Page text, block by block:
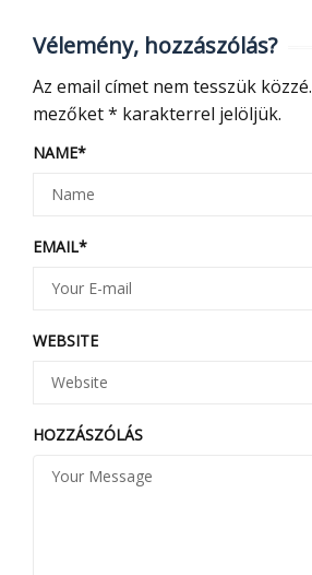
Vélemény, hozzászólás?
Az email címet nem tesszük közzé.
mezőket* karakterrel jelöljük.
NAME*
EMAIL*
WEBSITE
HOZZÁSZÓLÁS